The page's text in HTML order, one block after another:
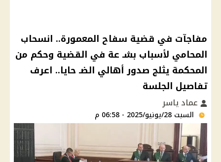
مفاجآت في قضية سفاح المعمورة.. انسحاب
المحامي لأسباب بشـ عة في القضية وحكم من
المحكمة يثلج صدور أهالي الضـ حايا.. اعرف
تفاصيل الجلسة
عماد ياسر
السبت 28/يونيو/2025 - 06:58 م